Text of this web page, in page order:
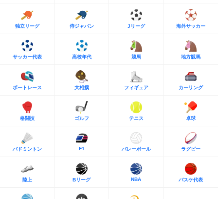
独立リーグ 侍ジャパン Jリーグ 海外サッカー
サッカー代表 高校年代 競馬 地方競馬
ボートレース 大相撲 フィギュア カーリング
格闘技 ゴルフ テニス 卓球
バドミントン F1 バレーボール ラグビー
陸上 Bリーグ NBA バスケ代表